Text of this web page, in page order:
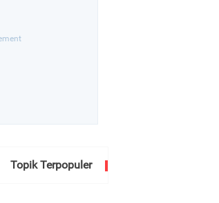
Topik Terpopuler